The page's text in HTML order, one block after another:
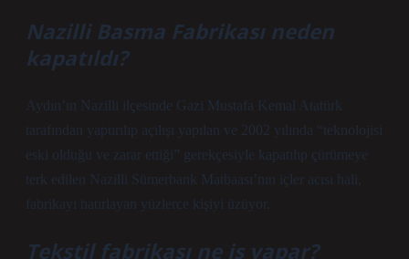
Nazilli Basma Fabrikası neden
kapatıldı?
Aydın’ın Nazilli ilçesinde Gazi Mustafa Kemal Atatürk
tarafından yaptırılıp açılışı yapılan ve 2002 yılında “teknolojisi
eski olduğu ve zarar ettiği” gerekçesiyle kapatılıp çürümeye
terk edilen Nazilli Sümerbank Matbaası’nın içler acısı hali,
fabrikayı hatırlayan yüzlerce kişiyi üzüyor.
Tekstil fabrikası ne iş yapar?